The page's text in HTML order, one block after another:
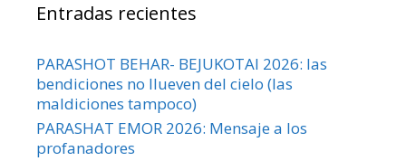
Entradas recientes
PARASHOT BEHAR- BEJUKOTAI 2026: las
bendiciones no llueven del cielo (las
maldiciones tampoco)
PARASHAT EMOR 2026: Mensaje a los
profanadores